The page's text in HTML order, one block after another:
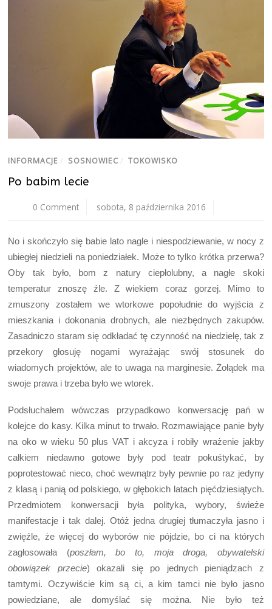
INFORMACJE / SOSNOWIEC / TOKOWISKO
Po babim lecie
0 Comment sobota, 8 października 2016
No i skończyło się babie lato nagle i niespodziewanie, w nocy z
ubiegłej niedzieli na poniedziałek. Może to tylko krótka przerwa?
Oby tak było, bom z natury ciepłolubny, a nagłe skoki
temperatur znoszę źle. Z wiekiem coraz gorzej. Mimo to
zmuszony zostałem we wtorkowe popołudnie do wyjścia z
mieszkania i dokonania drobnych, ale niezbędnych zakupów.
Zasadniczo staram się odkładać tę czynność na niedzielę, tak z
przekory głosuję nogami wyrażając swój stosunek do
wiadomych projektów, ale to uwaga na marginesie. Żołądek ma
swoje prawa i trzeba było we wtorek.
Podsłuchałem wówczas przypadkowo konwersację pań w
kolejce do kasy. Kilka minut to trwało. Rozmawiające panie były
na oko w wieku 50 plus VAT i akcyza i robiły wrażenie jakby
całkiem niedawno gotowe były pod teatr pokuśtykać, by
poprotestować nieco, choć wewnątrz były pewnie po raz jedyny
z klasą i panią od polskiego, w głębokich latach pięćdziesiątych.
Przedmiotem konwersacji była polityka, wybory, świeże
manifestacje i tak dalej. Otóż jedna drugiej tłumaczyła jasno i
zwięźle, że więcej do wyborów nie pójdzie, bo ci na których
zagłosowała (poszłam, bo to, moja droga, obywatelski
obowiązek przecie) okazali się po jednych pieniądzach z
tamtymi. Oczywiście kim są ci, a kim tamci nie było jasno
powiedziane, ale domyślać się można. Nie było też